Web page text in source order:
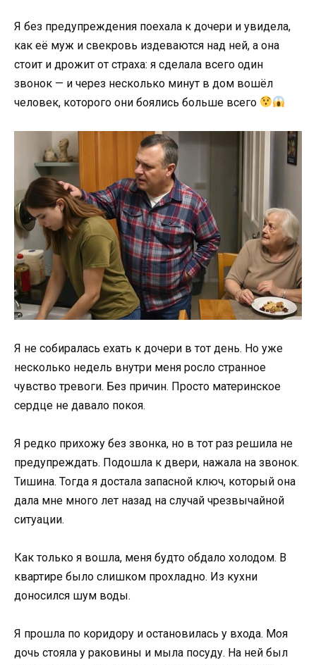
Я без предупреждения поехала к дочери и увидела,
как её муж и свекровь издеваются над ней, а она
стоит и дрожит от страха: я сделала всего один
звонок — и через несколько минут в дом вошёл
человек, которого они боялись больше всего
Я не собиралась ехать к дочери в тот день. Но уже
несколько недель внутри меня росло странное
чувство тревоги. Без причин. Просто материнское
сердце не давало покоя.
Я редко прихожу без звонка, но в тот раз решила не
предупреждать. Подошла к двери, нажала на звонок.
Тишина. Тогда я достала запасной ключ, который она
дала мне много лет назад на случай чрезвычайной
ситуации.
Как только я вошла, меня будто обдало холодом. В
квартире было слишком прохладно. Из кухни
доносился шум воды.
Я прошла по коридору и остановилась у входа. Моя
дочь стояла у раковины и мыла посуду. На ней был